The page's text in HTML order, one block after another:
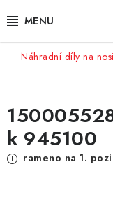
na
STŘEŠNÍ NOSIČE
STŘEŠNÍ BOXY
KOČÁRKY
Náhradní díly na
k 945100
rameno na 1.